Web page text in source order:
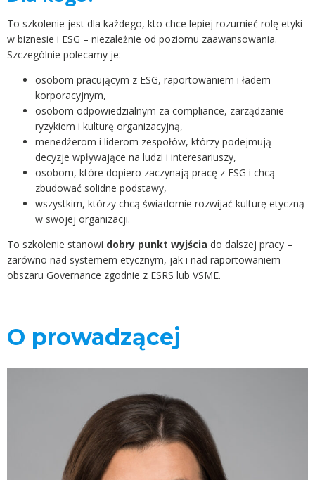
To szkolenie jest dla każdego, kto chce lepiej rozumieć rolę etyki
w biznesie i ESG – niezależnie od poziomu zaawansowania.
Szczególnie polecamy je:
osobom pracującym z ESG, raportowaniem i ładem
korporacyjnym,
osobom odpowiedzialnym za compliance, zarządzanie
ryzykiem i kulturę organizacyjną,
menedżerom i liderom zespołów, którzy podejmują
decyzje wpływające na ludzi i interesariuszy,
osobom, które dopiero zaczynają pracę z ESG i chcą
zbudować solidne podstawy,
wszystkim, którzy chcą świadomie rozwijać kulturę etyczną
w swojej organizacji.
To szkolenie stanowi dobry punkt wyjścia do dalszej pracy –
zarówno nad systemem etycznym, jak i nad raportowaniem
obszaru Governance zgodnie z ESRS lub VSME.
O prowadzącej